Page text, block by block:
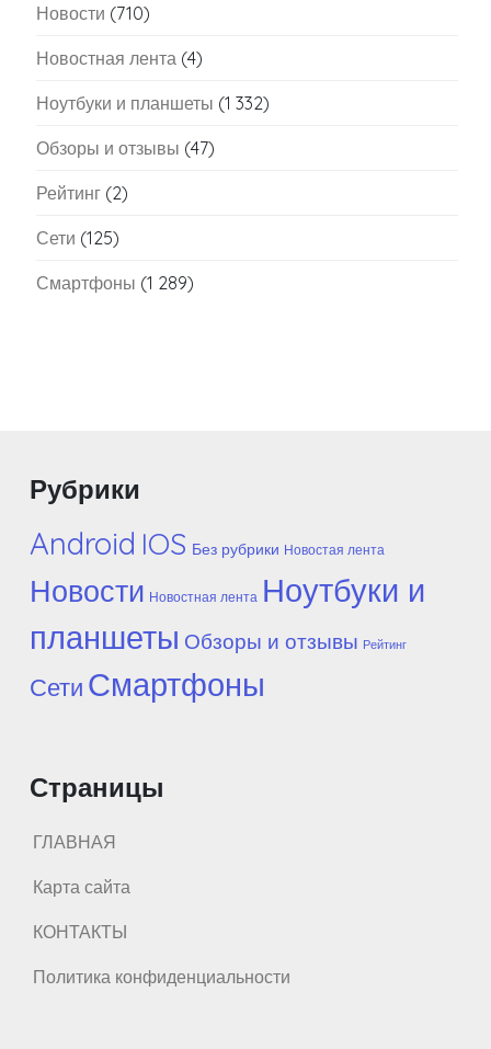
Новости (710)
Новостная лента (4)
Ноутбуки и планшеты (1 332)
Обзоры и отзывы (47)
Рейтинг (2)
Сети (125)
Смартфоны (1 289)
Рубрики
Android IOS Без рубрики Новостая лента
Новости Новостная лента Ноутбуки и
планшеты Обзоры и отзывы Рейтинг
Сети Смартфоны
Страницы
ГЛАВНАЯ
Карта сайта
КОНТАКТЫ
Политика конфиденциальности